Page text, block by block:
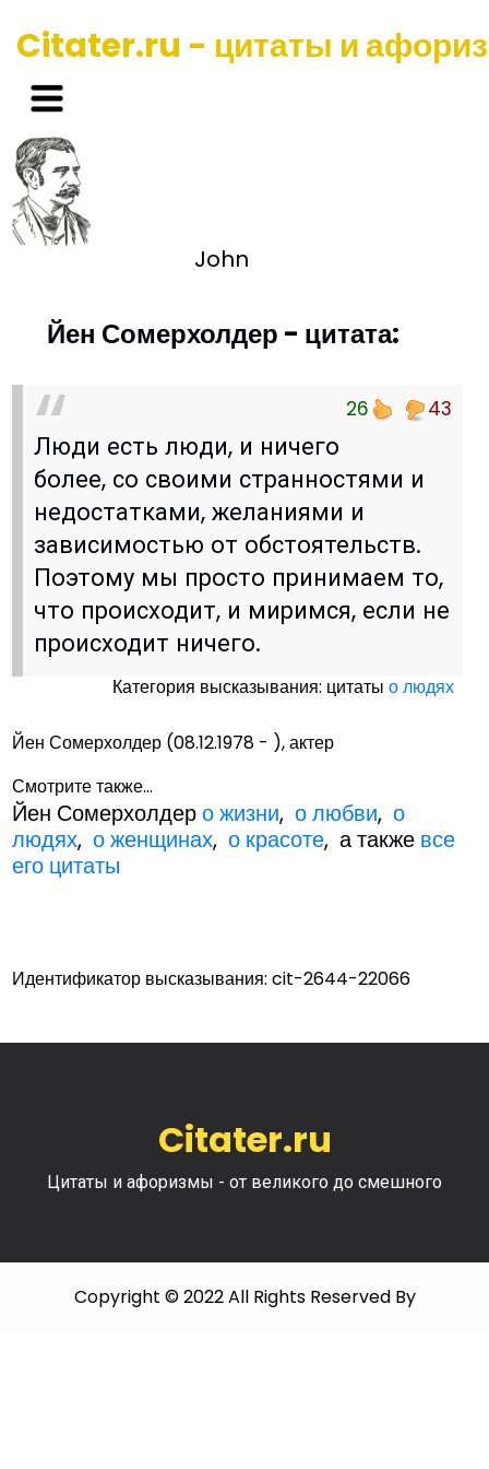
Citater.ru - цитаты и
John
Йен Сомерхолдер - цитата:
26 43
Люди есть люди, и ничего
более, со своими странностями и
недостатками, желаниями и
зависимостью от обстоятельств.
Поэтому мы просто принимаем то,
что происходит, и миримся, если не
происходит ничего.
Категория высказывания: цитатыо людях
Йен Сомерхолдер (08.12.1978 - ), актер
Смотрите также...
Йен Сомерхолдеро жизни,о любви,о
людях,о женщинах,о красоте, а также все
его цитаты
Идентификатор высказывания: cit-2644-22066
Citater.ru
Цитаты и афоризмы - от великого до смешного
Copyright © 2022 All Rights Reserved By